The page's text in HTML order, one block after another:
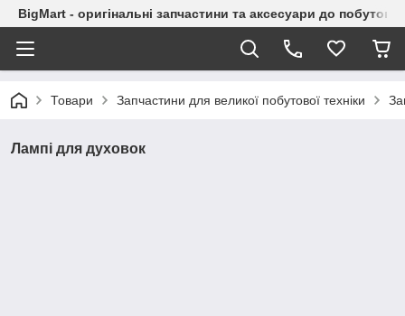
BigMart - оригінальні запчастини та аксесуари до побутової
Товари Запчастини для великої побутової техніки
Лампі для духовок